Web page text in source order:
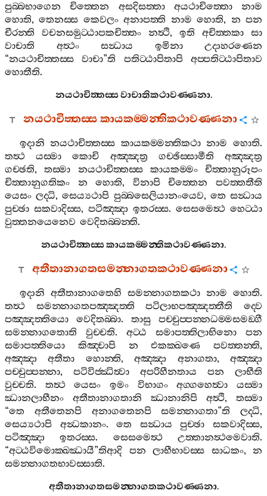
පුබ‍්බභාගෙන
චිත‍්තෙන අසදිසත‍්තා අයථාචිත‍්තො
නාම
හොති,තෙනස‍්ස කෙවලං අනාපත‍්ති නාම හොති, න පන
චීරන‍්ති
වචනසමුට‍්ඨාපකචිත‍්තං නත්‍ථි, ඉති අචිත‍්තකා
සා
වාචාති
අත්‍ථං සන්‍ධාය ඉමිනා
උදාහරණෙන
“නයථාචිත‍්තස‍්ස වාචා”ති පතිට‍්ඨාපිතාපි
අප‍්පතිට‍්ඨාපිතාව
හොතීති.
නයථාචිත‍්තස‍්සවාචාතිකථාවණ‍්ණනා.
නයථාචිත‍්තස‍්සකායකම‍්මන‍්තිකථාවණ‍්ණනා
ඉදානි නයථාචිත‍්තස‍්ස කායකම‍්මන‍්තිකථා නාම හොති.
තත්‍ථ
යස‍්මා කොචි අඤ‍්ඤත්‍ර ගච‍්ඡිස‍්සාමීති
අඤ‍්ඤත්‍ර
ගච‍්ඡති,තස‍්මා නයථාචිත‍්තස‍්ස කායකම‍්මං
චිත‍්තානුරූපං
චිත‍්තානුගතිකං
න හොති, විනාපි චිත‍්තෙන
පවත‍්තතීති
යෙසං ලද‍්ධි,සෙය්‍යථාපි පුබ‍්බසෙලියානංයෙව, තෙ සන්‍ධාය
පුච‍්ඡා සකවාදිස‍්ස, පටිඤ‍්ඤා ඉතරස‍්ස. සෙසමෙත්‍ථ හෙට‍්ඨා
වුත‍්තනයෙනෙව වෙදිතබ‍්බන‍්ති.
නයථාචිත‍්තස‍්සකායකම‍්මන‍්තිකථාවණ‍්ණනා.
අතීතානාගතසමන‍්නාගතකථාවණ‍්ණනා
ඉදානි අතීතානාගතෙහි සමන‍්නාගතකථා නාම හොති.
තත්‍ථ
සමන‍්නාගතපඤ‍්ඤත‍්ති පටිලාභපඤ‍්ඤත‍්තීති
ද‍්වෙ
පඤ‍්ඤත‍්තියො
වෙදිතබ‍්බා. තාසු
පච‍්චුප‍්පන‍්නධම‍්මසමඞ‍්ගී
සමන‍්නාගතොති
වුච‍්චති. අට‍්ඨ සමාපත‍්තිලාභිනො
පන
සමාපත‍්තියො
කිඤ‍්චාපි න එකක‍්ඛණෙ පවත‍්තන‍්ති,
අඤ‍්ඤා
අතීතා හොන‍්ති,අඤ‍්ඤා අනාගතා,අඤ‍්ඤා
පච‍්චුප‍්පන‍්නා, පටිවිජ‍්ඣිත්‍වා අපරිහීනතාය පන
ලාභීති
වුච‍්චති. තත්‍ථ යෙසං ඉමං විභාගං අග‍්ගහෙත්‍වා
යස‍්මා
ඣානලාභීනං
අතීතානාගතානි ඣානානිපි අත්‍ථි, තස‍්මා
“තෙ අතීතෙනපි අනාගතෙනපි සමන‍්නාගතා”ති ලද‍්ධි,
සෙය්‍යථාපි
අන්‍ධකානං.තෙ සන්‍ධාය පුච‍්ඡා සකවාදිස‍්ස,
පටිඤ‍්ඤා
ඉතරස‍්ස. සෙසමෙත්‍ථ උත‍්තානත්‍ථමෙවාති.
“අට‍්ඨවිමොක‍්ඛඣායී”තිආදි පන ලාභීභාවස‍්ස සාධකං, න
සමන‍්නාගතභාවස‍්සාති.
අතීතානාගතසමන‍්නාගතකථාවණ‍්ණනා.